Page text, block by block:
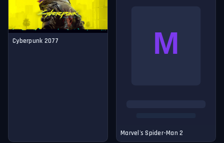
Cyberpunk 2077
Marvel's Spider-Man 2